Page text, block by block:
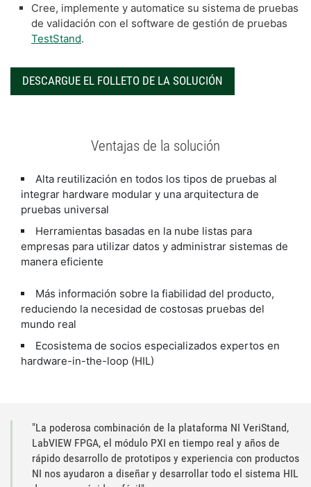
Cree, implemente y automatice su sistema de pruebas
de validación con el software de gestión de pruebas
TestStand.
DESCARGUE EL FOLLETO DE LA SOLUCIÓN
Ventajas de la solución
Alta reutilización en todos los tipos de pruebas al
integrar hardware modular y una arquitectura de
pruebas universal
Herramientas basadas en la nube listas para
empresas para utilizar datos y administrar sistemas de
manera eficiente
Más información sobre la fiabilidad del producto,
reduciendo la necesidad de costosas pruebas del
mundo real
Ecosistema de socios especializados expertos en
hardware-in-the-loop (HIL)
"La poderosa combinación de la plataforma NI VeriStand,
LabVIEW FPGA, el módulo PXI en tiempo real y años de
rápido desarrollo de prototipos y experiencia con productos
NI nos ayudaron a diseñar y desarrollar todo el sistema HIL